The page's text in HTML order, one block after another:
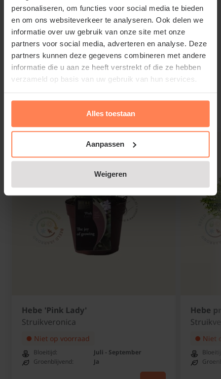
personaliseren, om functies voor social media te bieden
en om ons websiteverkeer te analyseren. Ook delen we
informatie over uw gebruik van onze site met onze
partners voor social media, adverteren en analyse. Deze
partners kunnen deze gegevens combineren met andere
informatie die u aan ze heeft verstrekt of die ze hebben
verzameld op basis van uw gebruik van hun services.
Alles toestaan
Aanpassen
Weigeren
Hebe pimeleoides 'Quicksilver'
snoeien en onderhouden
Bescherm Struikveronica bij strenge vorst tegen de
koude door er bijvoorbeeld een oude deken
overheen te leggen. Knip afgevroren en oude takjes
van de tuinplant in het voorjaar weg, zodat zich
compost in het voorjaar en zorg dat de plant niet
uitdroogt; op tijd water geven.
Lees meer
Gerelateerde producten
Hebe 'Pink Lady'
Struikveronica
Niet op voorraad
Bloeitijd:
Juli - September
Groenblijvend:
Ja
Hebe
Niet